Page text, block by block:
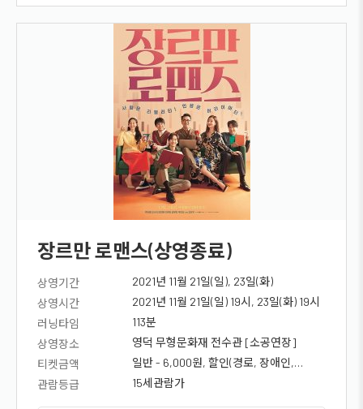
장르만 로맨스(상영종료)
상영기간
2021년 11월 21일(일), 23일(화)
상영시간
2021년 11월 21일(일) 19시, 23일(화) 19시
러닝타임
113분
상영장소
영덕 무형문화재 전수관 [소공연장]
티켓금액
일반 - 6,000원, 할인(경로, 장애인,
국가유공자, 청소년) - 5,000원
관람등급 15세관람가